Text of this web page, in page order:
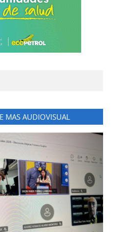
MAS AUDIOVISUAL